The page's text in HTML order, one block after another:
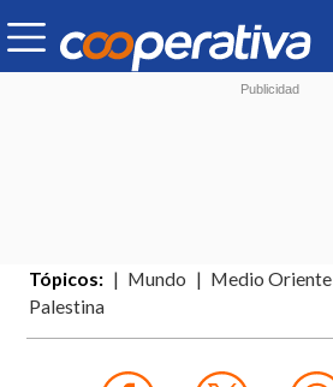
Tópicos: Mundo Medio Oriente
Palestina